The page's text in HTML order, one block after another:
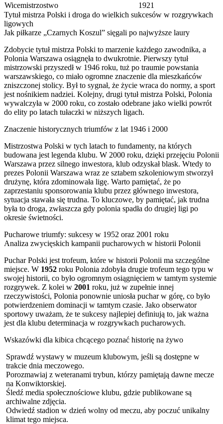
Wicemistrzostwo
1921
Tytuł mistrza Polski i droga do wielkich sukcesów w rozgrywkach
ligowych
Jak piłkarze „Czarnych Koszul” sięgali po najwyższe laury
Zdobycie tytuł mistrza Polski to marzenie każdego zawodnika, a
Polonia Warszawa osiągnęła to dwukrotnie. Pierwszy tytuł
mistrzowski przyszedł w 1946 roku, tuż po traumie powstania
warszawskiego, co miało ogromne znaczenie dla mieszkańców
zniszczonej stolicy. Był to sygnał, że życie wraca do normy, a sport
jest nośnikiem nadziei. Kolejny, drugi tytuł mistrza Polski, Polonia
wywalczyła w 2000 roku, co zostało odebrane jako wielki powrót
do elity po latach tułaczki w niższych ligach.
Znaczenie historycznych triumfów z lat 1946 i 2000
Mistrzostwa Polski w tych latach to fundamenty, na których
budowana jest legenda klubu. W 2000 roku, dzięki przejęciu Polonii
Warszawa przez silnego inwestora, klub odzyskał blask. Wtedy to
prezes Polonii Warszawa wraz ze sztabem szkoleniowym stworzył
drużynę, która zdominowała ligę. Warto pamiętać, że po
zaprzestaniu sponsorowania klubu przez głównego inwestora,
sytuacja stawała się trudna. To kluczowe, by pamiętać, jak trudna
była to droga, zwłaszcza gdy polonia spadła do drugiej ligi po
okresie świetności.
Pucharowe triumfy: sukcesy w 1952 oraz 2001 roku
Analiza zwycięskich kampanii pucharowych w historii Polonii
Puchar Polski jest trofeum, które w historii Polonii ma szczególne
miejsce. W 1952 roku Polonia zdobyła drugie trofeum tego typu w
swojej historii, co było ogromnym osiągnięciem w tamtym systemie
rozgrywek. Z kolei w 2001 roku, już w zupełnie innej
rzeczywistości, Polonia ponownie uniosła puchar w górę, co było
potwierdzeniem dominacji w tamtym czasie. Jako obserwator
sportowy uważam, że te sukcesy najlepiej definiują to, jak ważna
jest dla klubu determinacja w rozgrywkach pucharowych.
Wskazówki dla kibica chcącego poznać historię na żywo
Sprawdź wystawy w muzeum klubowym, jeśli są dostępne w
trakcie dnia meczowego.
Porozmawiaj z weteranami trybun, którzy pamiętają dawne mecze
na Konwiktorskiej.
Śledź media społecznościowe klubu, gdzie publikowane są
archiwalne zdjęcia.
Odwiedź stadion w dzień wolny od meczu, aby poczuć unikalny
klimat tego miejsca.